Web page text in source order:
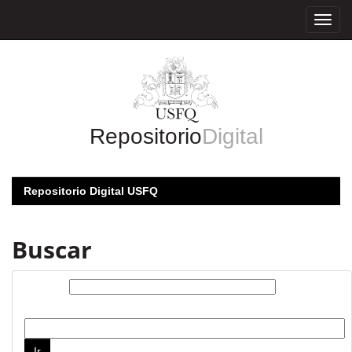
RepositorioDigital
Repositorio Digital USFQ
Buscar